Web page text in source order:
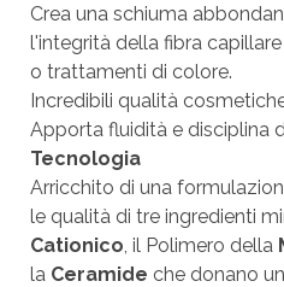
Crea una schiuma
l'integrità della fibra
o trattamenti di colore.
Incredibili qualità
Apporta fluidità e disciplina
Tecnologia
Arricchito di una
le qualità di tre ingredienti
Cationico , il Polimero della
la Ceramide che donano